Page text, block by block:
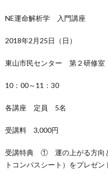
NE運命解析学 入門講座
2018年2月25日（日）
東山市民センター 第２研修室
10：00～11：30
各講座 定員 5名
受講料 3,000円
受講特典 ① 運の上がる方向
トコンパスシート）をプレゼン